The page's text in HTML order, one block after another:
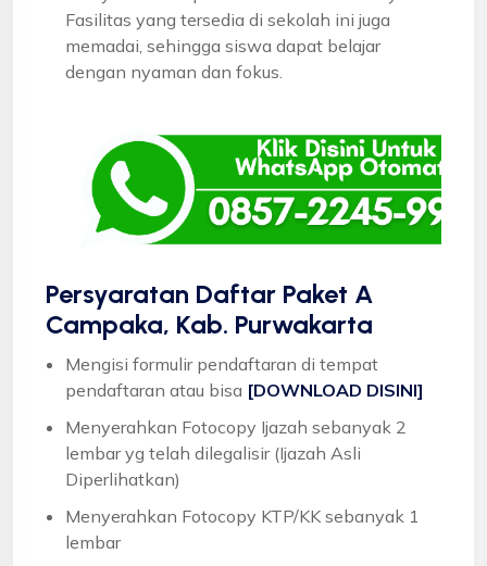
Fasilitas yang tersedia di sekolah ini juga
memadai, sehingga siswa dapat belajar
dengan nyaman dan fokus.
Persyaratan Daftar Paket A
Campaka, Kab. Purwakarta
Mengisi formulir pendaftaran di tempat
pendaftaran atau bisa [DOWNLOAD DISINI]
Menyerahkan Fotocopy Ijazah sebanyak 2
lembar yg telah dilegalisir (Ijazah Asli
Diperlihatkan)
Menyerahkan Fotocopy KTP/KK sebanyak 1
lembar